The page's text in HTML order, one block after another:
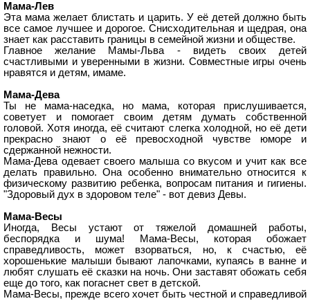
Мама-Лев
Эта мама желает блистать и царить. У её детей должно быть
все самое лучшее и дорогое. Снисходительная и щедрая, она
знает как расставить границы в семейной жизни и обществе.
Главное желание Мамы-Льва - видеть своих детей
счастливыми и уверенными в жизни. Совместные игры очень
нравятся и детям, имаме.
Мама-Дева
Ты не мама-наседка, но мама, которая прислушивается,
советует и помогает своим детям думать собственной
головой. Хотя иногда, её считают слегка холодной, но её дети
прекрасно знают о её превосходной чувстве юморе и
сдержанной нежности.
Мама-Дева одевает своего малыша со вкусом и учит как все
делать правильно. Она особенно внимательно относится к
физическому развитию ребенка, вопросам питания и гигиены.
"Здоровый дух в здоровом теле" - вот девиз Девы.
Мама-Весы
Иногда, Весы устают от тяжелой домашней работы,
беспорядка и шума! Мама-Весы, которая обожает
справедливость, может взорваться, но, к счастью, её
хорошенькие малыши бывают лапочками, купаясь в ванне и
любят слушать её сказки на ночь. Они заставят обожать себя
еще до того, как погаснет свет в детской.
Мама-Весы, прежде всего хочет быть честной и справедливой